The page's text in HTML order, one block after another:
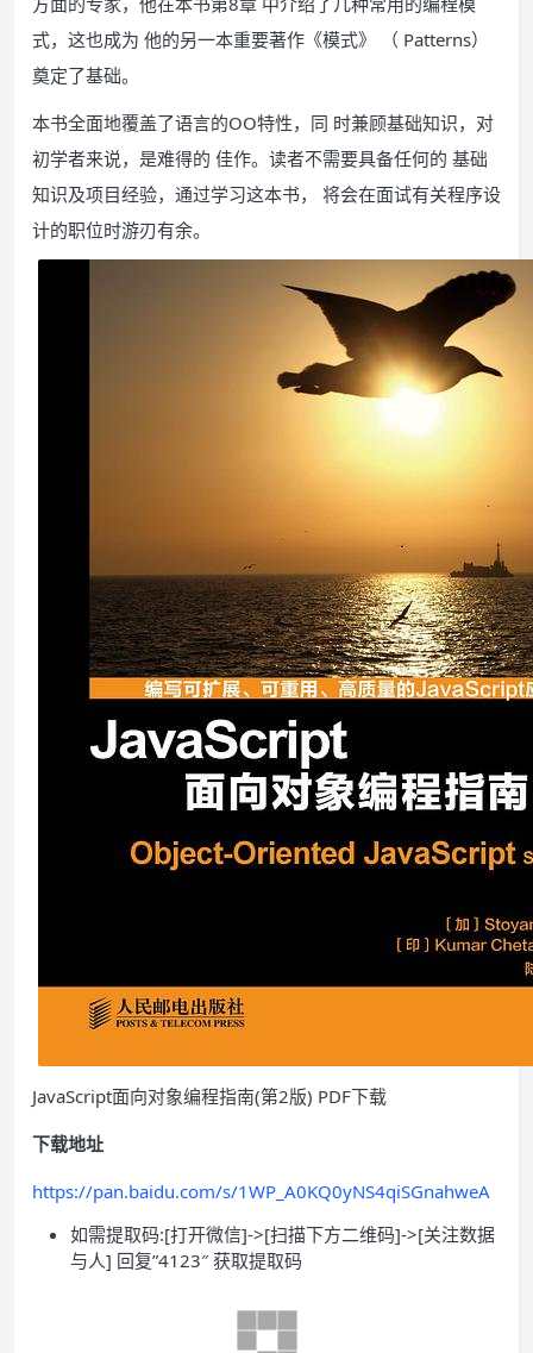
式，这也成为 他的另一本重要著作《模式》 （ Patterns）
奠定了基础。
本书全面地覆盖了语言的OO特性，同 时兼顾基础知识，对
初学者来说，是难得的 佳作。读者不需要具备任何的 基础
知识及项目经验，通过学习这本书， 将会在面试有关程序设
计的职位时游刃有余。
JavaScript面向对象编程指南(第2版) PDF下载
下载地址
https://pan.baidu.com/s/1WP_A0KQ0yNS4qiSGnahweA
如需提取码:[打开微信]->[扫描下方二维码]->[关注数据
与人] 回复”4123″ 获取提取码